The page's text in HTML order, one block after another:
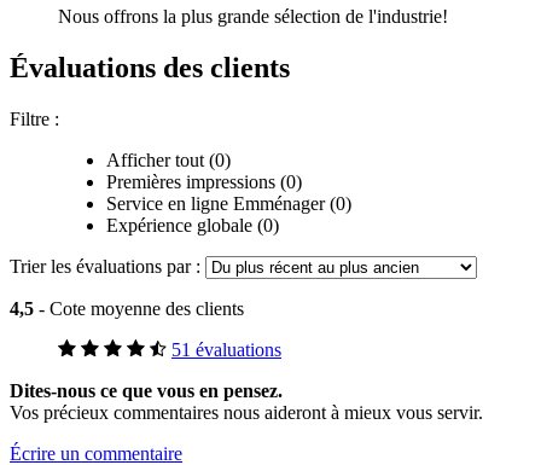
Nous offrons la plus grande sélection de l'industrie!
Évaluations des clients
Filtre :
Afficher tout (0)
Premières impressions (0)
Service en ligne Emménager (0)
Expérience globale (0)
Trier les évaluations par :
4,5 - Cote moyenne des clients
51 évaluations
Dites-nous ce que vous en pensez.
Vos précieux commentaires nous aideront à mieux vous servir.
Écrire un commentaire